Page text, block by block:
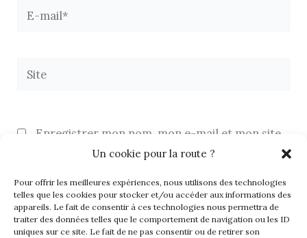
Un cookie pour la route ?
Pour offrir les meilleures expériences, nous utilisons des technologies
telles que les cookies pour stocker et/ou accéder aux informations des
appareils. Le fait de consentir à ces technologies nous permettra de
traiter des données telles que le comportement de navigation ou les ID
uniques sur ce site. Le fait de ne pas consentir ou de retirer son
E-
Site
Enregistrer mon nom, mon e-mail et mon site
dans le navigateur pour mon prochain